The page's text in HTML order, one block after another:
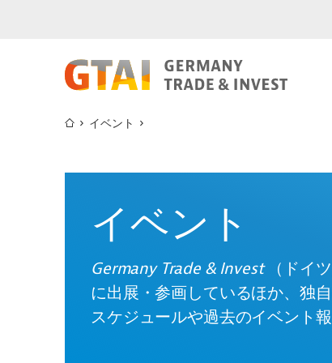
イベント
イベント
Germany Trade & Invest （ドイ
に出展・参画しているほか、独
スケジュールや過去のイベント